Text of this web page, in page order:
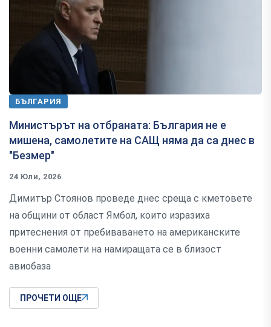
БЪЛГАРИЯ
Министърът на отбраната: България не е
мишена, самолетите на САЩ няма да са днес в
"Безмер"
24 Юли, 2026
Димитър Стоянов проведе днес среща с кметовете
на общини от област Ямбол, които изразиха
притеснения от пребиваването на американските
военни самолети на намиращата се в близост
авиобаза
ПРОЧЕТИ ОЩЕ